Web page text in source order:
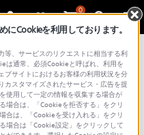
0
わせ
07/13
にCookieを利用しております。
等、サービスのリクエストに相当する利
は通常、必須Cookieと呼ばれ、利用を
ブサイトにおけるお客様の利用状況を分
スタマイズされたサービス・広告を提
使用して一定の情報を収集する場合が
場合は、「Cookieを拒否する」をクリ
合は、「Cookieを受け入れる」をクリ
場合は「Cookie設定」をクリックして